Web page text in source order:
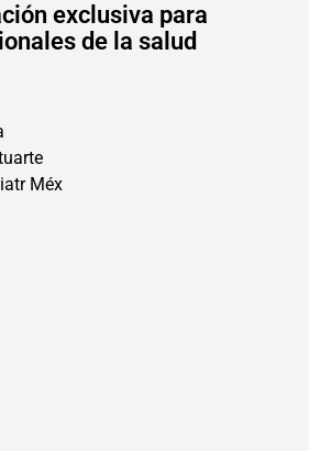
exclusiva para
de la salud
Méx